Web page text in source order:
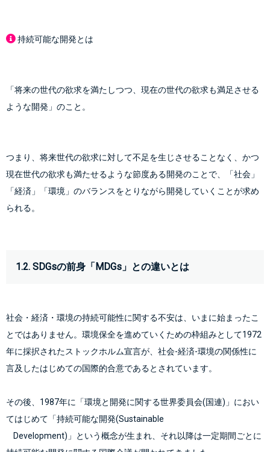
持続可能な開発とは
「将来の世代の欲求を満たしつつ、現在の世代の欲求も満足させる
ような開発」のこと。
つまり、将来世代の欲求に対して不足を生じさせることなく、かつ
現在世代の欲求も満たせるような節度ある開発のことで、「社会」
「経済」「環境」のバランスをとりながら開発していくことが求め
られる。
1.2. SDGsの前身「MDGs」との違いとは
社会・経済・環境の持続可能性に関する不安は、いまに始まったこ
とではありません。環境保全を進めていくための枠組みとして1972
年に採択されたストックホルム宣言が、社会-経済-環境の関係性に
その後、1987年に「環境と開発に関する世界委員会(国連)」におい
てはじめて「持続可能な開発(Sustainable